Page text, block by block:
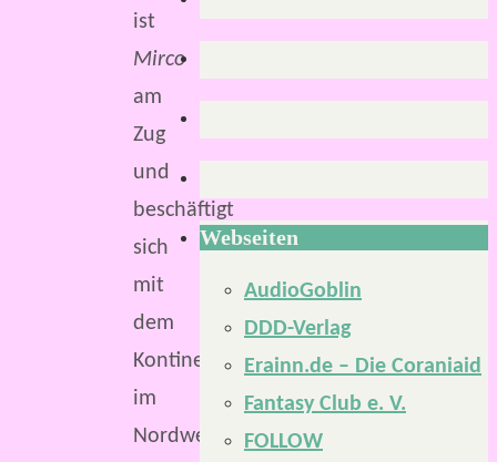
ist
Mirco
am
Zug
und
beschäftigt
sich
mit
dem
Kontinent
im
Nordwesten
Webseiten
AudioGoblin
DDD-Verlag
Erainn.de – Die Coraniaid
Fantasy Club e. V.
FOLLOW